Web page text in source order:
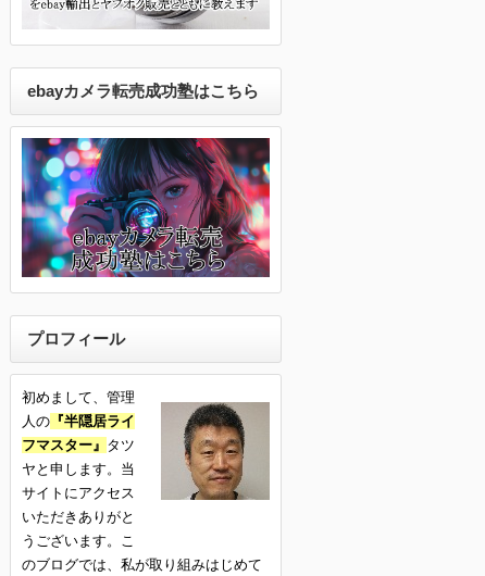
ebayカメラ転売成功塾はこちら
プロフィール
初めまして、管理
人の 『半隠居ライ
フマスター』 タツ
ヤと申します。当
サイトにアクセス
いただきありがと
うございます。こ
のブログでは、私が取り組みはじめて